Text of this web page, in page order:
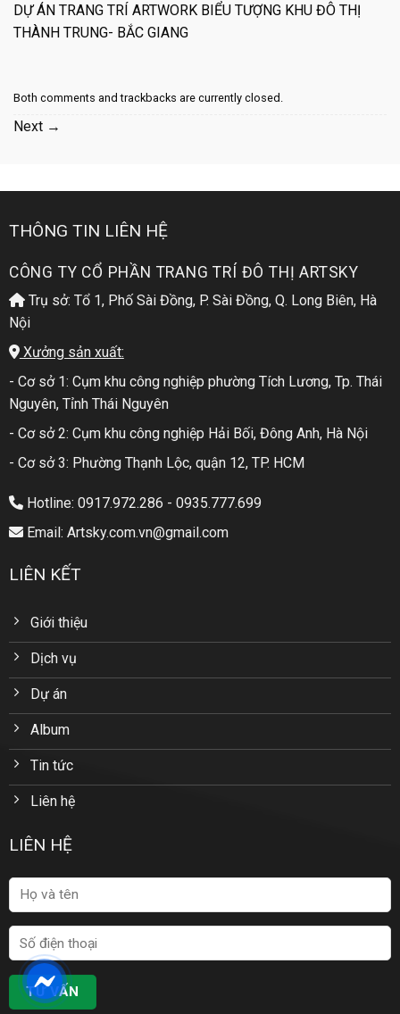
DỰ ÁN TRANG TRÍ ARTWORK BIỂU TƯỢNG KHU ĐÔ THỊ
THÀNH TRUNG- BẮC GIANG
Both comments and trackbacks are currently closed.
Next →
THÔNG TIN LIÊN HỆ
CÔNG TY CỔ PHẦN TRANG TRÍ ĐÔ THỊ ARTSKY
Trụ sở: Tổ 1, Phố Sài Đồng, P. Sài Đồng, Q. Long Biên, Hà
Nội
Xưởng sản xuất:
- Cơ sở 1: Cụm khu công nghiệp phường Tích Lương, Tp. Thái
Nguyên, Tỉnh Thái Nguyên
- Cơ sở 2: Cụm khu công nghiệp Hải Bối, Đông Anh, Hà Nội
- Cơ sở 3: Phường Thạnh Lộc, quận 12, TP. HCM
Hotline: 0917.972.286 - 0935.777.699
Email: Artsky.com.vn@gmail.com
LIÊN KẾT
Giới thiệu
Dịch vụ
Dự án
Album
Tin tức
Liên hệ
LIÊN HỆ